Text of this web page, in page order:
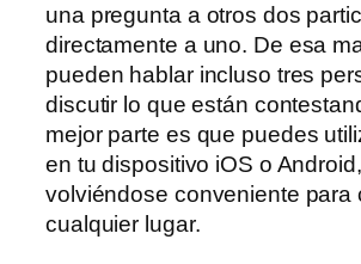
una pregunta a otros dos
directamente a uno. De esa
pueden hablar incluso tres
discutir lo que están
mejor parte es que puedes
en tu dispositivo iOS o Android,
volviéndose conveniente para
cualquier lugar.